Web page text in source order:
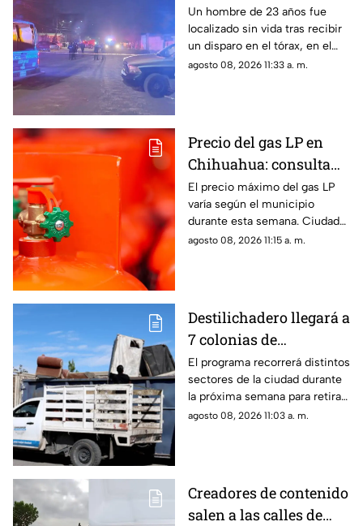
madrugada en la
colonia Reforma de
Cuauhtémoc
Un hombre de 23 años fue
localizado sin vida tras recibir
un disparo en el tórax, en el
cruce de las calles Sinaloa y
agosto 08, 2026 11:33 a. m.
Precio del gas LP en
Chihuahua: consulta
cuánto costará del 2 al
8 de agosto de 2026
El precio máximo del gas LP
varía según el municipio
durante esta semana. Ciudad
Juárez tendrá uno de los
agosto 08, 2026 11:15 a. m.
Destilichadero llegará a
7 colonias de
Chihuahua del 10 al 15
de agosto; consulta las
fechas y puntos
El programa recorrerá distintos
sectores de la ciudad durante
la próxima semana para retirar
muebles, objetos y otros
agosto 08, 2026 11:03 a. m.
Creadores de contenido
salen a las calles de